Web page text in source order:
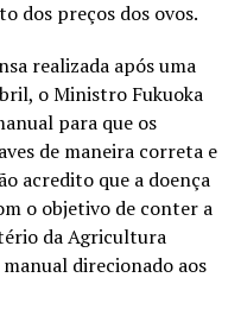
dos preços dos ovos.
realizada após uma
o Ministro Fukuoka
para que os
de maneira correta e
acredito que a doença
o objetivo de conter a
da Agricultura
direcionado aos